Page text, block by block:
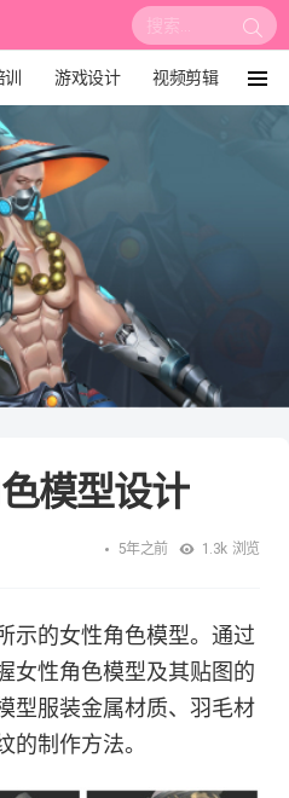
搜
索:
游戏设计 视频剪辑
程
培训
模型设计
5年之前 1.3k 浏览
示的女性角色模型。通过
女性角色模型及其贴图的
型服装金属材质、羽毛材
的制作方法。